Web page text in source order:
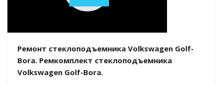
Ремонт стеклоподъемника Volkswagen Golf-
Bora. Ремкомплект стеклоподъемника
Volkswagen Golf-Bora.